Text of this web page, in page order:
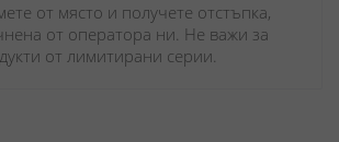
от място и получете отстъпка,
от оператора ни. Не важи за
от лимитирани серии.